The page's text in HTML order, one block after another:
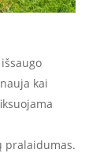
kai
pralaidumas.